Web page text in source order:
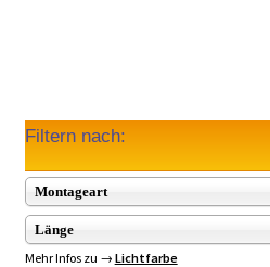
Filtern nach:
Montageart
Länge
Mehr Infos zu → Lichtfarbe